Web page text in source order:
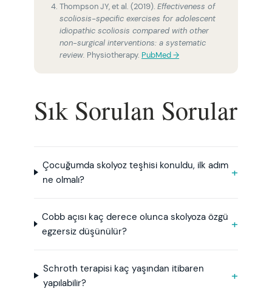
Thompson JY, et al. (2019). Effectiveness of
scoliosis-specific exercises for adolescent
idiopathic scoliosis compared with other
non-surgical interventions: a systematic
review. Physiotherapy. PubMed →
Sık Sorulan Sorular
Çocuğumda skolyoz teşhisi konuldu, ilk adım
ne olmalı?
Cobb açısı kaç derece olunca skolyoza özgü
egzersiz düşünülür?
Schroth terapisi kaç yaşından itibaren
yapılabilir?